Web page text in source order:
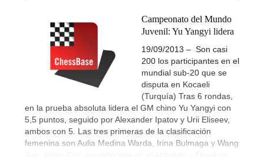
Campeonato del Mundo
Juvenil: Yu Yangyi lidera
19/09/2013 – Son casi
200 los participantes en el
mundial sub-20 que se
disputa en Kocaeli
(Turquía) Tras 6 rondas,
en la prueba absoluta lidera el GM chino Yu Yangyi con
5,5 puntos, seguido por Alexander Ipatov y Urii Eliseev,
ambos con 5. Las tres primeras de la clasificación
femenina son Aulia Medina Warda, Irina Bulmaga y Wang